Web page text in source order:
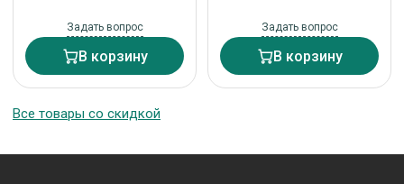
Задать вопрос
В корзину
Задать вопрос
В корзину
Все товары со скидкой